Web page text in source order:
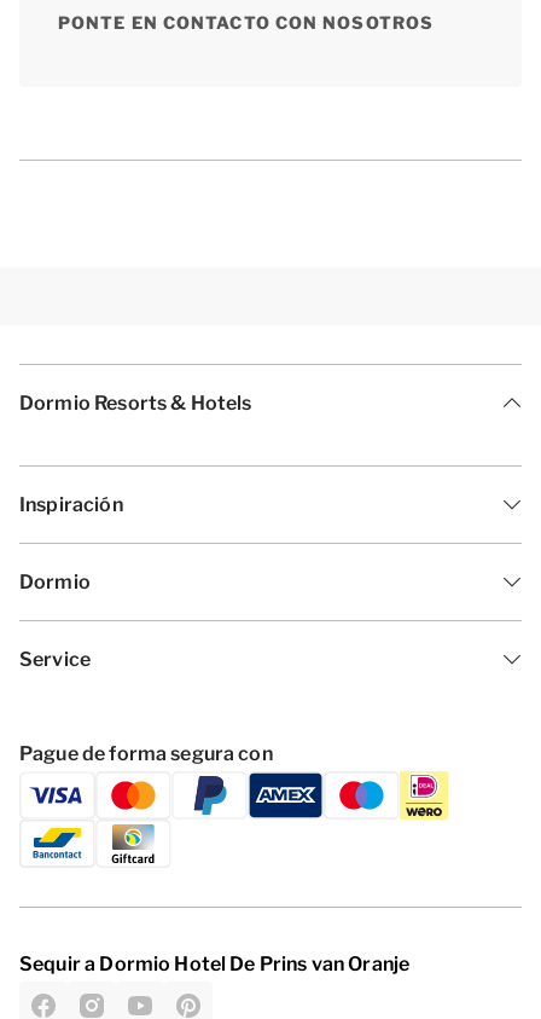
PONTE EN CONTACTO CON NOSOTROS
Dormio Resorts & Hotels
Inspiración
Dormio
Service
Pague de forma segura con
Sequir a Dormio Hotel De Prins van Oranje